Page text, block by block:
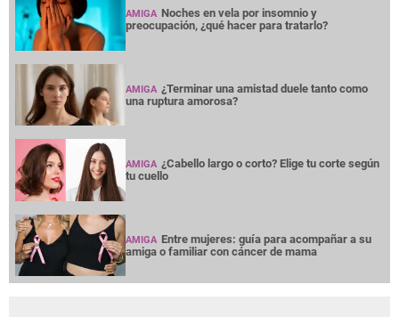
AMIGA Noches en vela por insomnio y
preocupación, ¿qué hacer para tratarlo?
AMIGA ¿Terminar una amistad duele tanto como
una ruptura amorosa?
AMIGA ¿Cabello largo o corto? Elige tu corte según
tu cuello
AMIGA Entre mujeres: guía para acompañar a su
amiga o familiar con cáncer de mama